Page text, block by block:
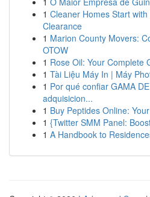
1 Cleaner Homes Start
Clearance
1 Marion County Movers:
OTOW
1 Rose Oil: Your Complete
1 Tài Liệu Máy In | Máy
1 Por qué confiar GAMA
adquisicion...
1 Buy Peptides Online:
1 {Twitter SMM Panel:
1 A Handbook to